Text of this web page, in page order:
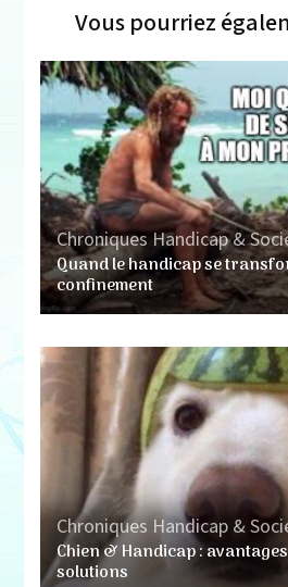
Vous pourriez
Chroniques Handicap &
Quand le handicap se
confinement
Chroniques Handicap &
Chien & Handicap :
solutions